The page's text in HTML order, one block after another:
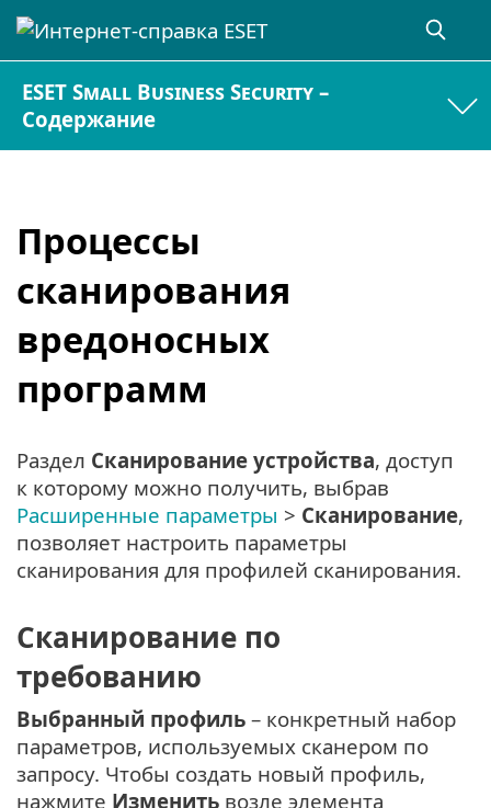
ESET Small Business Security –
Содержание
Процессы
сканирования
вредоносных
программ
Раздел Сканирование устройства, доступ
к которому можно получить, выбрав
Расширенные параметры > Сканирование,
позволяет настроить параметры
сканирования для профилей сканирования.
Сканирование по
требованию
Выбранный профиль – конкретный набор
параметров, используемых сканером по
запросу. Чтобы создать новый профиль,
нажмите Изменить возле элемента